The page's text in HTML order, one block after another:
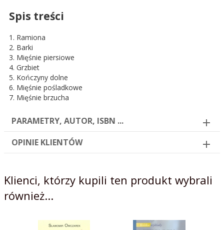
Spis treści
1. Ramiona
2. Barki
3. Mięśnie piersiowe
4. Grzbiet
5. Kończyny dolne
6. Mięśnie pośladkowe
7. Mięśnie brzucha
PARAMETRY, AUTOR, ISBN ...
OPINIE KLIENTÓW
Klienci, którzy kupili ten produkt wybrali
również...